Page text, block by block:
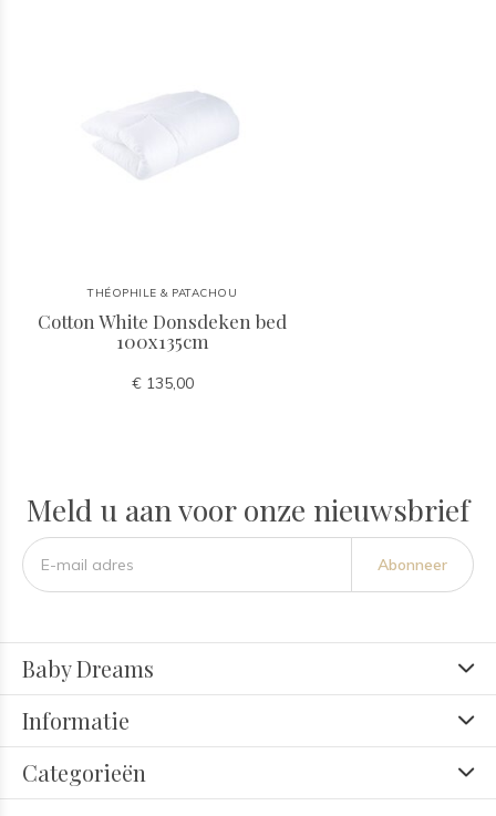
THÉOPHILE & PATACHOU
Cotton White Donsdeken bed
100x135cm
€ 135,00
Meld u aan voor onze nieuwsbrief
Abonneer
Baby Dreams
Informatie
Categorieën